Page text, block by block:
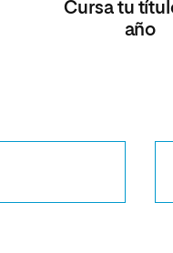
Cursa tu
año